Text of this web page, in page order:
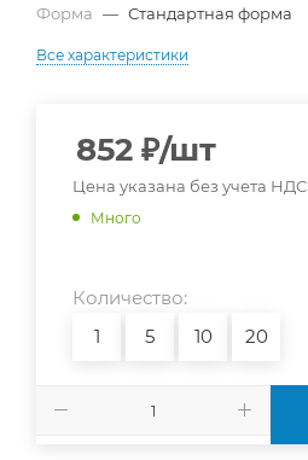
Форма — Стандартная форма
Все характеристики
852 ₽/шт
Цена указана без учета НДС
Много
Количество:
1
5 10 20